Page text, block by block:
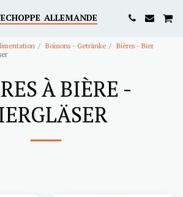
ALLEMANDE
Boissons - Getränke
Bières - Bier
À BIÈRE -